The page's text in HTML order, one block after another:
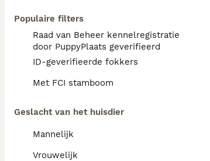
Populaire filters
Raad van Beheer kennelregistratie
door PuppyPlaats geverifieerd
ID-geverifieerde fokkers
Met FCI stamboom
Geslacht van het huisdier
Mannelijk
Vrouwelijk